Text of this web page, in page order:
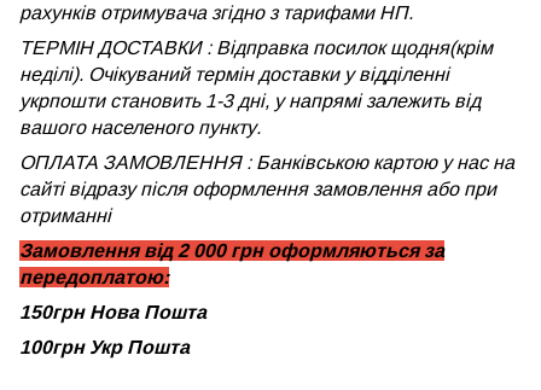
рахунків отримувача згідно з тарифами НП.
ТЕРМІН ДОСТАВКИ : Відправка посилок щодня(крім
неділі). Очікуваний термін доставки у відділенні
укрпошти становить 1-3 дні, у напрямі залежить від
вашого населеного пункту.
ОПЛАТА ЗАМОВЛЕННЯ : Банківською картою у нас на
сайті відразу після оформлення замовлення або при
отриманні
Замовлення від 2 000 грн оформляються за
передоплатою:
150грн Нова Пошта
100грн Укр Пошта